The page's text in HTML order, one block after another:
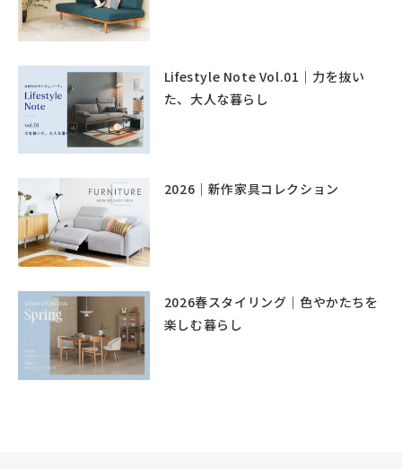
Lifestyle Note Vol.01｜力を抜い
た、大人な暮らし
2026｜新作家具コレクション
2026春スタイリング｜色やかたちを
楽しむ暮らし